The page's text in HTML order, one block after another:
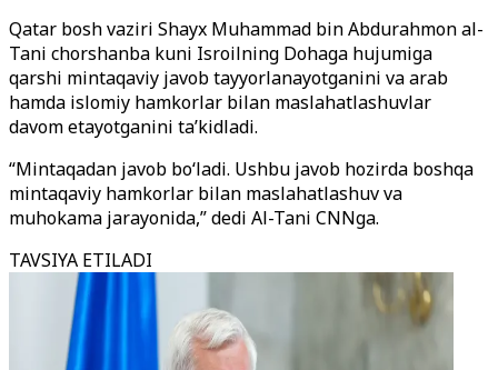
Qatar bosh vaziri Shayx Muhammad bin Abdurahmon al-
Tani chorshanba kuni Isroilning Dohaga hujumiga
qarshi mintaqaviy javob tayyorlanayotganini va arab
hamda islomiy hamkorlar bilan maslahatlashuvlar
davom etayotganini ta’kidladi.
“Mintaqadan javob bo‘ladi. Ushbu javob hozirda boshqa
mintaqaviy hamkorlar bilan maslahatlashuv va
muhokama jarayonida,” dedi Al-Tani CNNga.
TAVSIYA ETILADI